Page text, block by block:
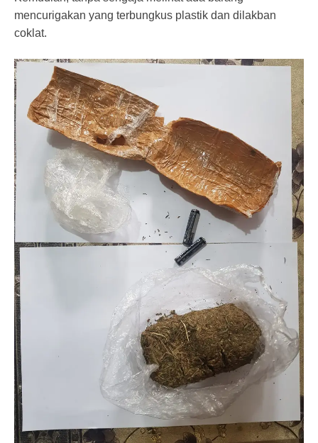
mencurigakan yang terbungkus plastik dan dilakban
coklat.